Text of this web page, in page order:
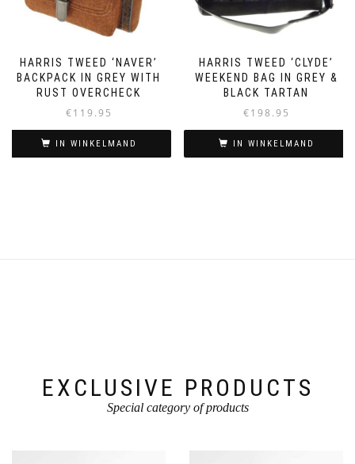
HARRIS TWEED ‘NAVER’
BACKPACK IN GREY WITH
RUST OVERCHECK
€119.95
IN WINKELMAND
HARRIS TWEED ‘CLYDE’
WEEKEND BAG IN GREY &
BLACK TARTAN
€198.95
IN WINKELMAND
EXCLUSIVE PRODUCTS
Special category of products